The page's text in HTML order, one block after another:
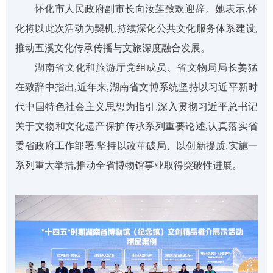
怀化市人民政府副市长向汝莲致欢迎辞。她表示,怀
化将以此次活动为契机,持续深化公共文化服务体系建设,
推动五溪文化传承传播与文旅深度融合发展。
湖南省文化和旅游厅党组成员、省文物局局长姜猛
在致辞中指出,近年来,湖南省文博系统坚持以习近平新时
代中国特色社会主义思想为指引,深入贯彻习近平总书记
关于文物和文化遗产保护传承系列重要论述,认真落实省
委省政府工作部署,坚持以改革破局、以创新提质,实施一
系列重大举措,推动全省博物馆事业取得突破性进展。